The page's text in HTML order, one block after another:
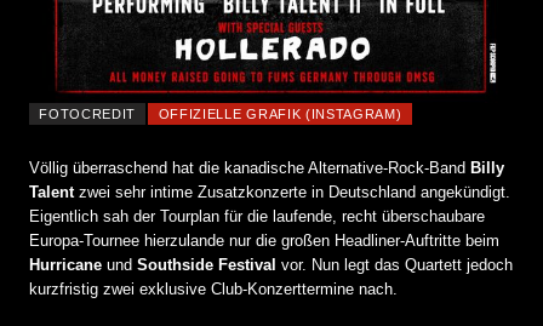
FOTOCREDIT OFFIZIELLE GRAFIK (INSTAGRAM)
Völlig überraschend hat die kanadische Alternative-Rock-Band Billy
Talentzwei sehr intime Zusatzkonzerte in Deutschland angekündigt.
Eigentlich sah der Tourplan für die laufende, recht überschaubare
Europa-Tournee hierzulande nur die großen Headliner-Auftritte beim
Hurricane und Southside Festival vor. Nun legt das Quartett jedoch
kurzfristig zwei exklusive Club-Konzerttermine nach.